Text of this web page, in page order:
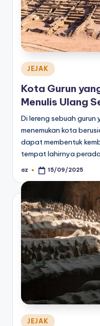
Posted
in
JEJAK
Kota Gurun
Menulis Ulang
Di lereng sebuah
menemukan kota
dapat membentuk
tempat lahirnya
Posted
az 15/09/2025
Posted
JEJAK